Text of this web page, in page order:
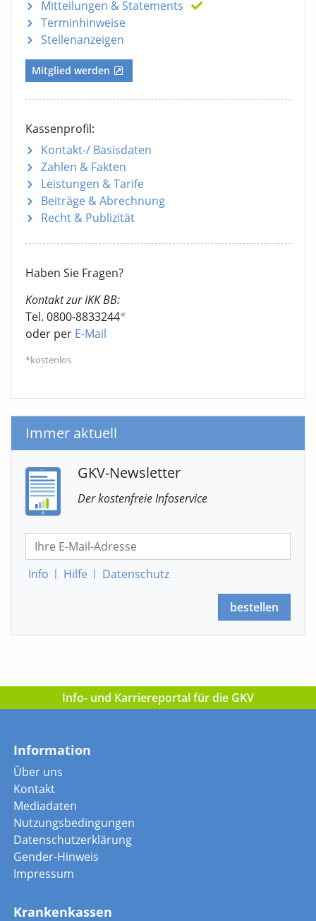
Mitteilungen & Statements
Terminhinweise
Stellenanzeigen
Mitglied werden
Kassenprofil:
Kontakt-/ Basisdaten
Zahlen & Fakten
Leistungen & Tarife
Beiträge & Abrechnung
Recht & Publizität
Haben Sie Fragen?
Kontakt zur IKK BB:
Tel. 0800-8833244*
oder per E-Mail
*kostenlos
Immer aktuell
GKV-Newsletter
Der kostenfreie Infoservice
Info | Hilfe | Datenschutz
bestellen
Info- und Karriereportal für die GKV
Information
Über uns
Kontakt
Mediadaten
Nutzungsbedingungen
Datenschutzerklärung
Gender-Hinweis
Impressum
Krankenkassen